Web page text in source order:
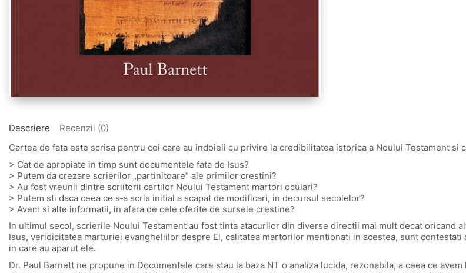
Descriere
Recenzii (0)
Cartea de fata este scrisa pentru cei care au indoieli cu privire la credibilitatea istorica a Noului Testament si
> Cat de apropiate in timp sunt documentele fata de Isus?
> Putem da crezare scrierilor „partinitoare” ale primilor crestini?
> Au fost vreunii dintre scriitorii cartilor Noului Testament martori oculari?
> Putem sti daca ceea ce s‑a scris initial a scapat de modificari, in decursul secolelor?
> Avem si alte informatii, in afara de cele oferite de sursele crestine?
In ultimul secol, scrierile Noului Testament au fost tinta atacurilor din diverse directii mai mult decat oricand
Isus, veridicitatea marturiei evangheliilor despre El, calitatea martorilor mentionati in acestea, sunt
in care au aparut ele.
Dr. Paul Barnett ne propune in Documentele care stau la baza NT o analiza lucida, rezonabila, a ceea ce